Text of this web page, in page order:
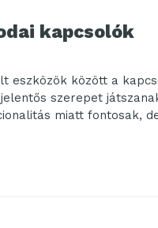
kapcsolók
eszközök között a
szerepet
miatt fontosak,